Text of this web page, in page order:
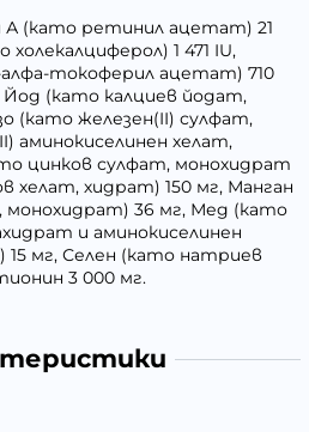
(като ретинил ацетат) 21
1 471 IU,
токоферил ацетат) 710
Йод (като калциев йодат,
(като железен(II) сулфат,
аминокиселинен хелат,
цинков сулфат, монохидрат
хелат, хидрат) 150 мг, Манган
монохидрат) 36 мг, Мед (като
и аминокиселинен
15 мг, Селен (като натриев
3 000 мг.